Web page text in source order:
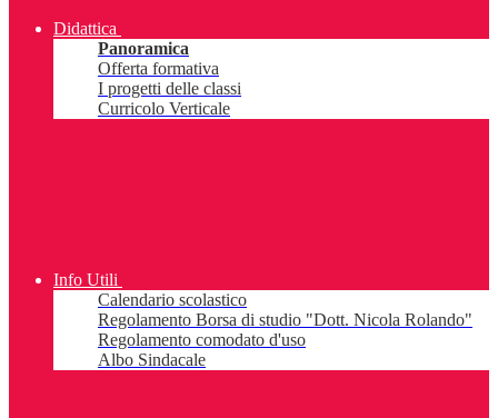
Didattica
Panoramica
Offerta formativa
I progetti delle classi
Curricolo Verticale
Info Utili
Calendario scolastico
Regolamento Borsa di studio "Dott. Nicola Rolando"
Regolamento comodato d'uso
Albo Sindacale